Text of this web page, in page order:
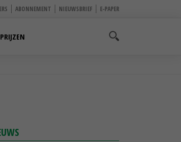
ABONNEMENT NIEUWSBRIEF E-PAPER